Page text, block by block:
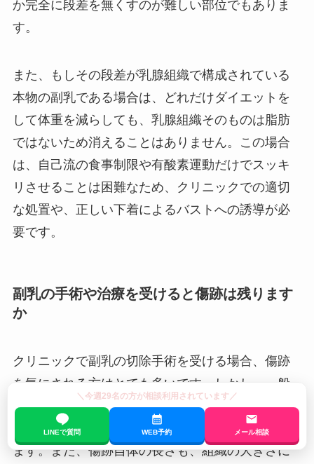
か完全に段差を無くすのが難しい部位でもありま
す。
また、もしその段差が乳腺組織で構成されている
本物の副乳である場合は、どれだけダイエットを
して体重を減らしても、乳腺組織そのものは脂肪
ではないため消えることはありません。この場合
は、自己流の食事制限や有酸素運動だけでスッキ
リさせることは困難なため、クリニックでの適切
な処置や、正しい下着によるバストへの誘導が必
要です。
副乳の手術や治療を受けると傷跡は残ります
か
クリニックで副乳の切除手術を受ける場合、傷跡
を気にされる方はとても多いです。しかし、一般
的には脇の下にある自然なシワに沿ってメスを入
れるため、術後の傷跡はかなり目立ちにくくなり
ます。また、傷跡自体の長さも、組織の大きさに
＼今週29名の方が相談利用されています／
LINEで質問 WEB予約 メール相談